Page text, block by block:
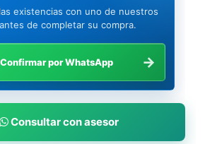
existencias con uno de nuestros
de completar su compra.
Confirmar por WhatsApp →
Consultar con asesor